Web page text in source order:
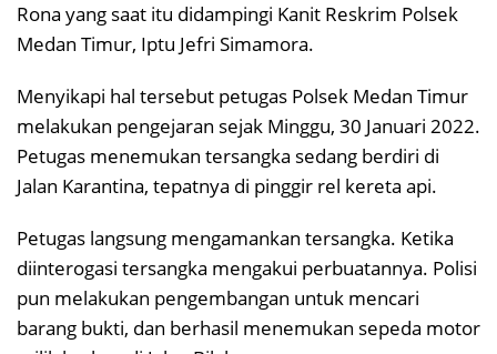
Rona yang saat itu didampingi Kanit Reskrim Polsek
Medan Timur, Iptu Jefri Simamora.
Menyikapi hal tersebut petugas Polsek Medan Timur
melakukan pengejaran sejak Minggu, 30 Januari 2022.
Petugas menemukan tersangka sedang berdiri di
Jalan Karantina, tepatnya di pinggir rel kereta api.
Petugas langsung mengamankan tersangka. Ketika
diinterogasi tersangka mengakui perbuatannya. Polisi
pun melakukan pengembangan untuk mencari
barang bukti, dan berhasil menemukan sepeda motor